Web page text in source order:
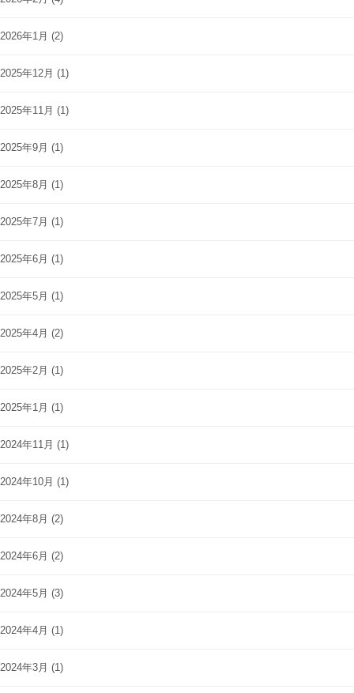
2026年1月 (2)
2025年12月 (1)
2025年11月 (1)
2025年9月 (1)
2025年8月 (1)
2025年7月 (1)
2025年6月 (1)
2025年5月 (1)
2025年4月 (2)
2025年2月 (1)
2025年1月 (1)
2024年11月 (1)
2024年10月 (1)
2024年8月 (2)
2024年6月 (2)
2024年5月 (3)
2024年4月 (1)
2024年3月 (1)